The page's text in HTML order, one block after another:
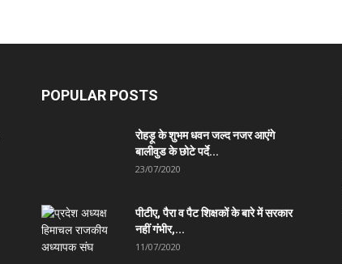
POPULAR POSTS
रोहड़ू के शुभम धवन जल्द नजर आएंगे
बालीवुड के छोटे पर्दे...
23/07/2020
पीटीए, पैरा व पैट शिक्षकों के बारे में सरकार
नहीं गंभीर,...
11/07/2020